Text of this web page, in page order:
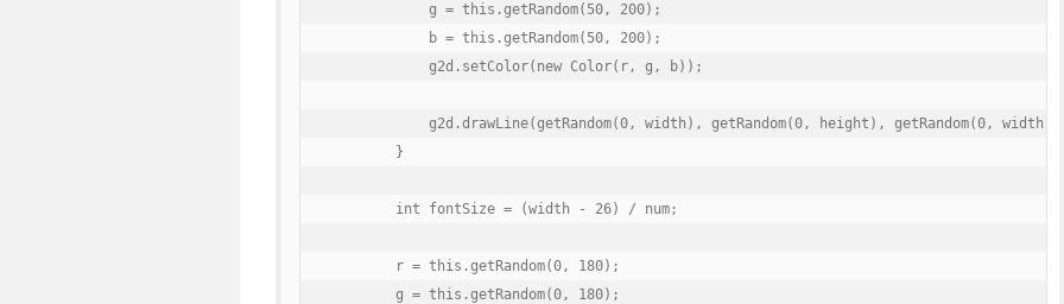
            g = this.getRandom(50, 200);
            b = this.getRandom(50, 200);
            g2d.setColor(new Color(r, g, b));
g2d.drawLine(getRandom(0, width), getRandom(0, height), getRandom(0,
        }
        int fontSize = (width - 26) / num;
        r = this.getRandom(0, 180);
        g = this.getRandom(0, 180);